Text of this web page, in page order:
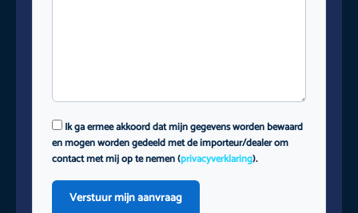
Ik ga ermee akkoord dat mijn gegevens worden bewaard
en mogen worden gedeeld met de importeur/dealer om
contact met mij op te nemen (privacyverklaring).
Verstuur mijn aanvraag